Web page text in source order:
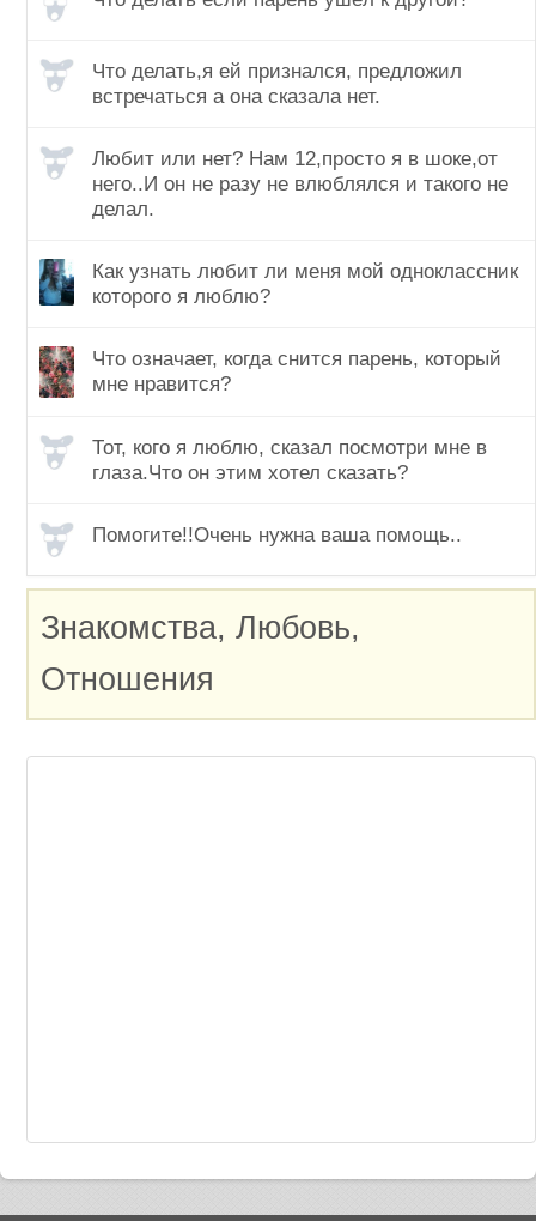
Что делать,я ей признался, предложил
встречаться а она сказала нет.
Любит или нет? Нам 12,просто я в шоке,от
него..И он не разу не влюблялся и такого не
делал.
Как узнать любит ли меня мой одноклассник
которого я люблю?
Что означает, когда снится парень, который
мне нравится?
Тот, кого я люблю, сказал посмотри мне в
глаза.Что он этим хотел сказать?
Помогите!!Очень нужна ваша помощь..
Знакомства, Любовь,
Отношения